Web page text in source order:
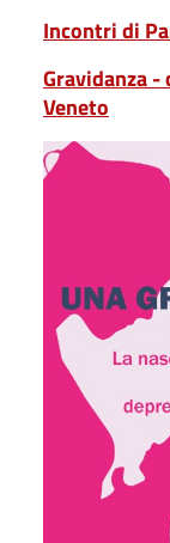
Incontri di
Gravidanza
Veneto